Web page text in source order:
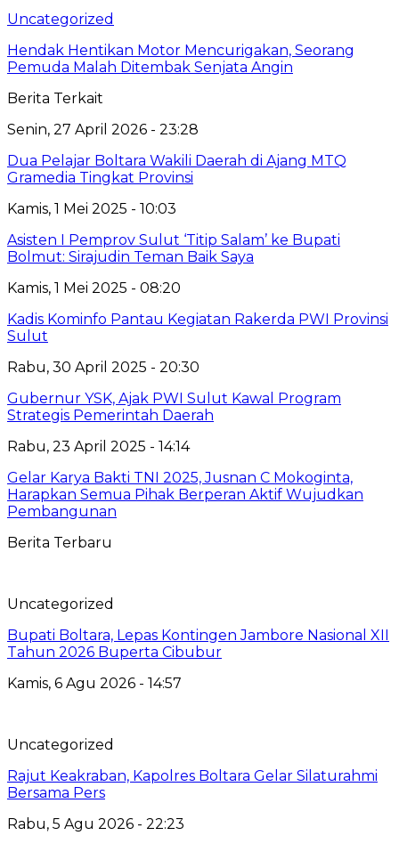
Uncategorized
Hendak Hentikan Motor Mencurigakan, Seorang
Pemuda Malah Ditembak Senjata Angin
Berita Terkait
Senin, 27 April 2026 - 23:28
Dua Pelajar Boltara Wakili Daerah di Ajang MTQ
Gramedia Tingkat Provinsi
Kamis, 1 Mei 2025 - 10:03
Asisten I Pemprov Sulut ‘Titip Salam’ ke Bupati
Bolmut: Sirajudin Teman Baik Saya
Kamis, 1 Mei 2025 - 08:20
Kadis Kominfo Pantau Kegiatan Rakerda PWI Provinsi
Sulut
Rabu, 30 April 2025 - 20:30
Gubernur YSK, Ajak PWI Sulut Kawal Program
Strategis Pemerintah Daerah
Rabu, 23 April 2025 - 14:14
Gelar Karya Bakti TNI 2025, Jusnan C Mokoginta,
Harapkan Semua Pihak Berperan Aktif Wujudkan
Pembangunan
Berita Terbaru
Uncategorized
Bupati Boltara, Lepas Kontingen Jambore Nasional XII
Tahun 2026 Buperta Cibubur
Kamis, 6 Agu 2026 - 14:57
Uncategorized
Rajut Keakraban, Kapolres Boltara Gelar Silaturahmi
Bersama Pers
Rabu, 5 Agu 2026 - 22:23